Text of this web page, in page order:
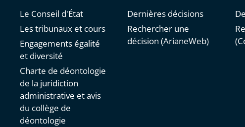
Le Conseil d'État
Les tribunaux et cours
Engagements égalité
et diversité
Charte de déontologie
de la juridiction
administrative et avis
du collège de
déontologie
Dernières décisions
Rechercher une
décision (ArianeWeb)